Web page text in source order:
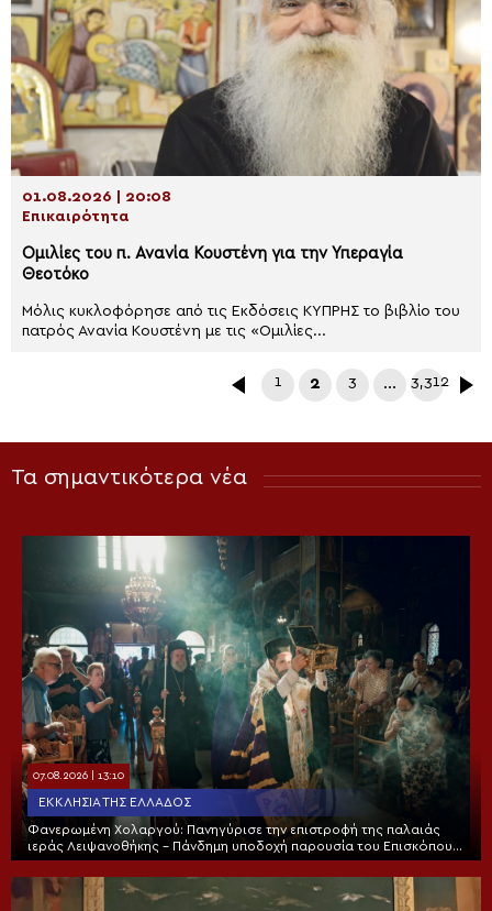
01.08.2026 | 20:08
Επικαιρότητα
Ομιλίες του π. Ανανία Κουστένη για την Υπεραγία
Θεοτόκο
Μόλις κυκλοφόρησε από τις Εκδόσεις ΚΥΠΡΗΣ το βιβλίο του
πατρός Ανανία Κουστένη με τις «Ομιλίες...
1 2 3 … 3,312
Τα σημαντικότερα νέα
07.08.2026 | 13:10
ΕΚΚΛΗΣΊΑ ΤΗΣ ΕΛΛΆΔΟΣ
Φανερωμένη Χολαργού: Πανηγύρισε την επιστροφή της παλαιάς
ιεράς Λειψανοθήκης – Πάνδημη υποδοχή παρουσία του Επισκόπου
Χριστουπόλεως